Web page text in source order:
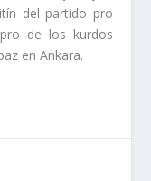
del partido pro
de los kurdos
en Ankara.